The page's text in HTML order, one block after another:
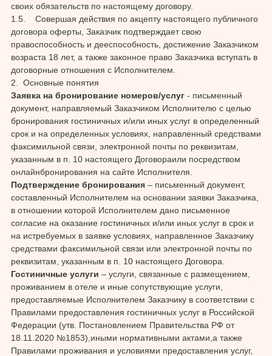
своих обязательств по настоящему договору.
1.5. Совершая действия по акцепту настоящего публичного
договора оферты, Заказчик подтверждает свою
правоспособность и дееспособность, достижение Заказчиком
возраста 18 лет, а также законное право Заказчика вступать в
договорные отношения с Исполнителем.
2. Основные понятия
Заявка на бронирование номеров/услуг - письменный
документ, направляемый Заказчиком Исполнителю с целью
бронирования гостиничных и/или иных услуг в определенный
срок и на определенных условиях, направленный средствами
факсимильной связи, электронной почты по реквизитам,
указанным в п. 10 настоящего Договораили посредством
онлайнбронирования на сайте Исполнителя.
Подтверждение бронирования – письменный документ,
составленный Исполнителем на основании заявки Заказчика,
в отношении которой Исполнителем дано письменное
согласие на оказание гостиничных и/или иных услуг в срок и
на истребуемых в заявке условиях, направленное Заказчику
средствами факсимильной связи или электронной почты по
реквизитам, указанным в п. 10 настоящего Договора.
Гостиничные услуги – услуги, связанные с размещением,
проживанием в отеле и иные сопутствующие услуги,
предоставляемые Исполнителем Заказчику в соответствии с
Правилами предоставления гостиничных услуг в Российской
Федерации (утв. Постановлением Правительства РФ от
18.11.2020 №1853),иными нормативными актами,а также
Правилами проживания и условиями предоставления услуг,